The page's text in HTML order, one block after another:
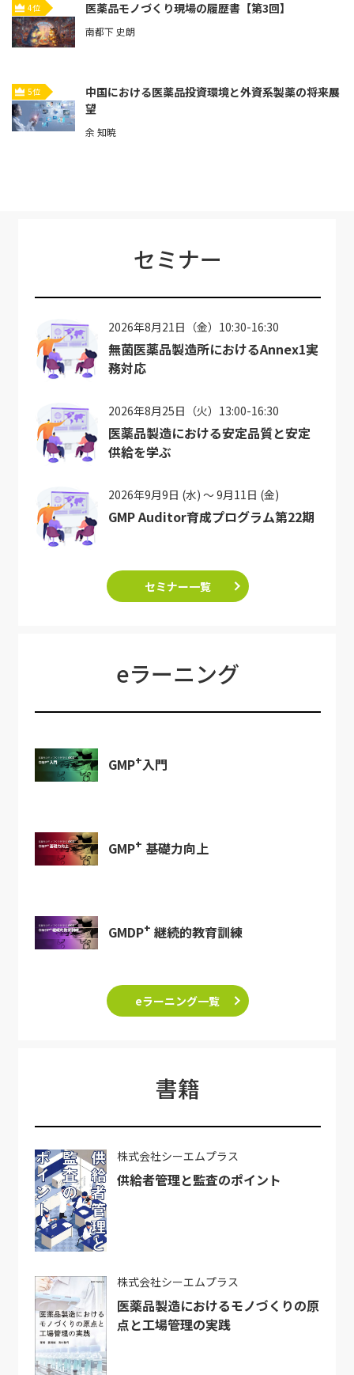
4位 医薬品モノづくり現場の履歴書【第3回】
南都下 史朗
5位
中国における医薬品投資環境と外資系製薬の将来展
望
余 知暁
セミナー
2026年8月21日（金）10:30-16:30
無菌医薬品製造所におけるAnnex1実
務対応
2026年8月25日（火）13:00-16:30
医薬品製造における安定品質と安定
供給を学ぶ
2026年9月9日 (水) ～ 9月11日 (金)
GMP Auditor育成プログラム第22期
セミナー一覧
eラーニング
GMP+入門
GMP+ 基礎力向上
GMDP+ 継続的教育訓練
eラーニング一覧
書籍
株式会社シーエムプラス
供給者管理と監査のポイント
株式会社シーエムプラス
医薬品製造におけるモノづくりの原
点と工場管理の実践